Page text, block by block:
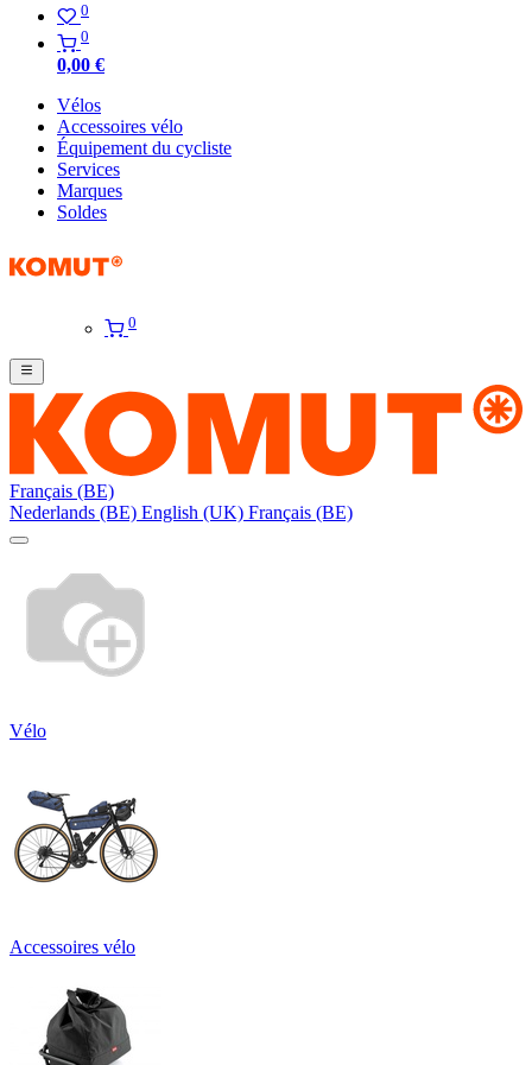
0
0
0,00 €
Vélos
Accessoires vélo
Équipement du cycliste
Services
Marques
Soldes
0
Français (BE)
Nederlands (BE) English (UK) Français (BE)
Vélo
Accessoires vélo